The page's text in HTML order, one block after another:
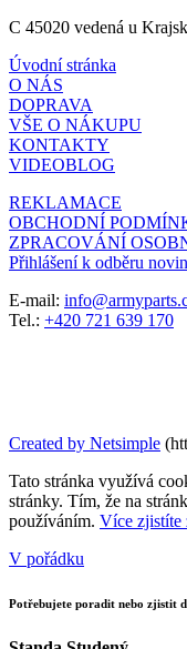
C 45020 vedená u
Úvodní stránka
O NÁS
DOPRAVA
VŠE O NÁKUPU
KONTAKTY
VIDEOBLOG
REKLAMACE
OBCHODNÍ
ZPRACOVÁNÍ
Přihlášení k odběru
E-mail:
Tel.: +420 721 639 170
Created by Netsimple
Tato stránka využívá
stránky. Tím, že na
používáním. Více zjistíte
V pořádku
Potřebujete poradit nebo zjistit